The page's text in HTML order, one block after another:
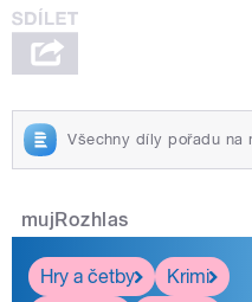
Všechny díly pořadu na
mujRozhlas
Hry a četby
Krimi